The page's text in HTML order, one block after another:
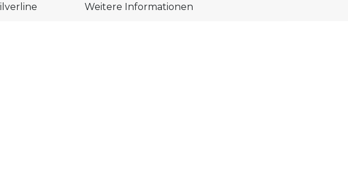
Weitere Informationen